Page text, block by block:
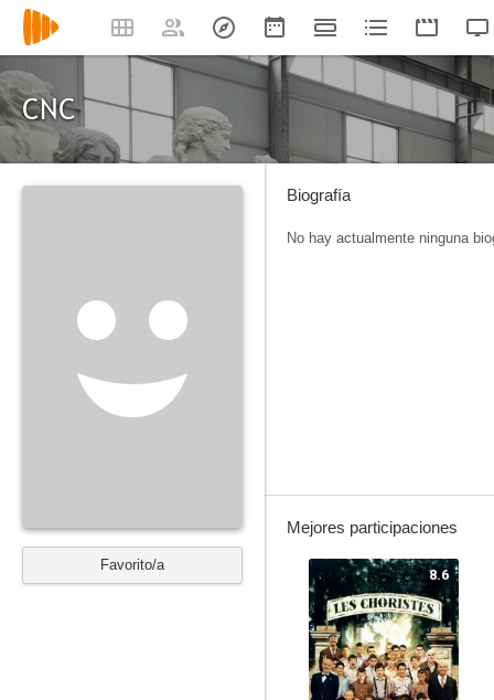
CNC
Favorito/a
Biografía
No hay actualmente ninguna
Mejores participaciones
8.6